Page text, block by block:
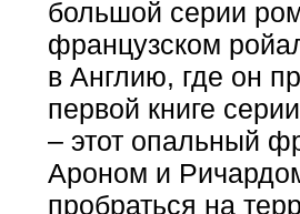
большой серии
французском
в Англию, где он
первой книге
– этот опальный
Ароном и
пробраться на